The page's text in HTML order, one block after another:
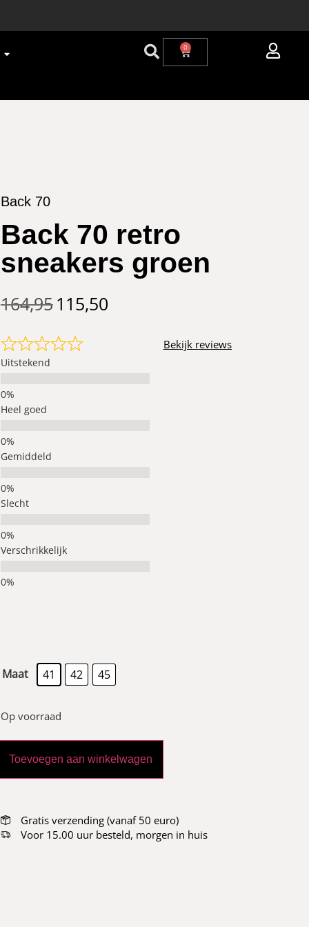
0
Back 70
Back 70 retro
sneakers groen
164,95115,50
Uitstekend
Heel goed
Gemiddeld
Slecht
Verschrikkelijk
Bekijk reviews
Maat 41 42 45
Op voorraad
Toevoegen aan winkelwagen
Gratis verzending (vanaf 50 euro)
Voor 15.00 uur besteld, morgen in huis